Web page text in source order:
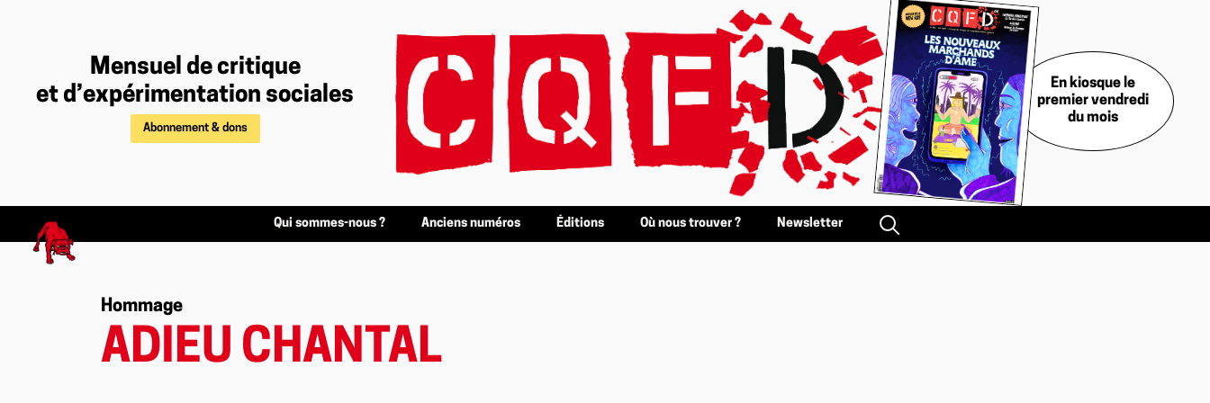
Mensuel de critique
et d’expérimentation sociales
Abonnement & dons
En kiosque le
premier vendredi
du mois
Qui sommes-nous ? Anciens numéros Éditions Où nous trouver ? Newsletter
Hommage
ADIEU CHANTAL